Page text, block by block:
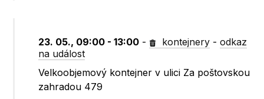
23. 05., 09:00 - 13:00 - kontejnery -odkaz
na událost
Velkoobjemový kontejner v ulici Za poštovskou
zahradou 479